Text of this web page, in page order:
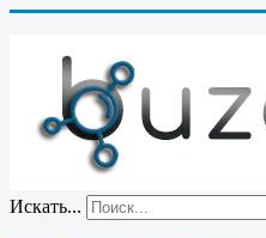
Искать...